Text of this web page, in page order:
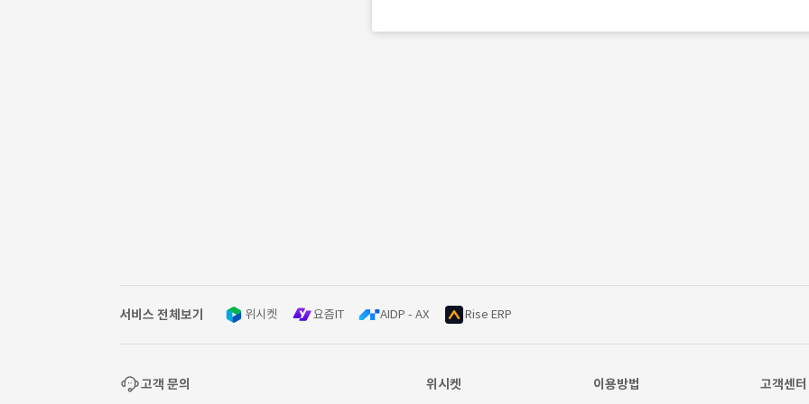
서비스 전체보기 위시켓 요즘IT AIDP - AX Rise ERP
고객 문의 위시켓 이용방법 고객센터